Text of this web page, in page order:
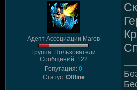
Адепт Ассоциации Магов
Группа: Пользователи
Сообщений: 122
Репутация: 0
Статус: Offline